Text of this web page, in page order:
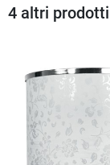
4 altri